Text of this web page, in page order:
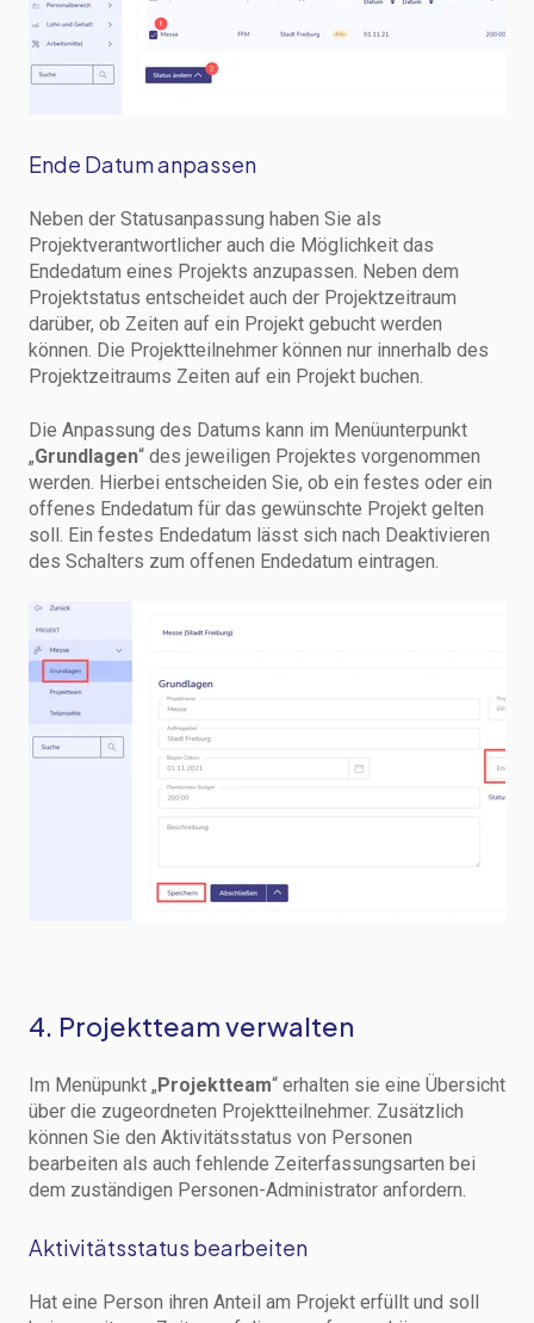
Ende Datum anpassen
Neben der Statusanpassung haben Sie als
Projektverantwortlicher auch die Möglichkeit das
Endedatum eines Projekts anzupassen. Neben dem
Projektstatus entscheidet auch der Projektzeitraum
darüber, ob Zeiten auf ein Projekt gebucht werden
können. Die Projektteilnehmer können nur innerhalb des
Projektzeitraums Zeiten auf ein Projekt buchen.
Die Anpassung des Datums kann im Menüunterpunkt
„Grundlagen“ des jeweiligen Projektes vorgenommen
werden. Hierbei entscheiden Sie, ob ein festes oder ein
offenes Endedatum für das gewünschte Projekt gelten
soll. Ein festes Endedatum lässt sich nach Deaktivieren
des Schalters zum offenen Endedatum eintragen.
4. Projektteam verwalten
Im Menüpunkt „ Projektteam“ erhalten sie eine Übersicht
über die zugeordneten Projektteilnehmer. Zusätzlich
können Sie den Aktivitätsstatus von Personen
bearbeiten als auch fehlende Zeiterfassungsarten bei
dem zuständigen Personen-Administrator anfordern.
Aktivitätsstatus bearbeiten
Hat eine Person ihren Anteil am Projekt erfüllt und soll